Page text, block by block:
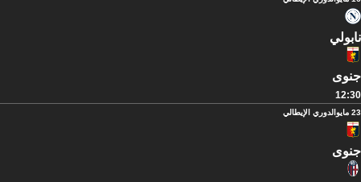
نابولي
جنوى
12:30
23 مايو الدوري الإيطالي
جنوى